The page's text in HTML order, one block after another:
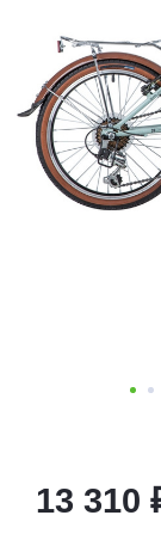
13 310
в
25%